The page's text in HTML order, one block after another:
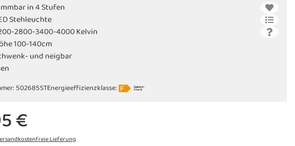
in 4 Stufen
Stehleuchte
2800-3400-4000 Kelvin
100-140cm
und neigbar
502685STEnergieeffizienzklasse:
€
Lieferung